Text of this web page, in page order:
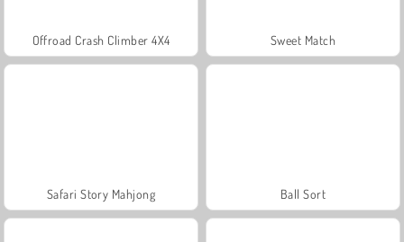
Offroad Crash Climber 4X4 Sweet Match
Safari Story Mahjong Ball Sort